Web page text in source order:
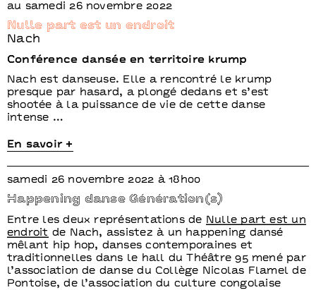
au samedi 26 novembre 2022
Nulle part est un endroit
Nach
Conférence dansée en territoire krump
Nach est danseuse. Elle a rencontré le krump
presque par hasard, a plongé dedans et s’est
shootée à la puissance de vie de cette danse
intense …
En savoir +
samedi 26 novembre 2022 à 18h00
Happening danse Génération(s)
Entre les deux représentations de Nulle part est un
endroit de Nach, assistez à un happening dansé
mêlant hip hop, danses contemporaines et
traditionnelles dans le hall du Théâtre 95 mené par
l’association de danse du Collège Nicolas Flamel de
Pontoise, de l’association du culture congolaise